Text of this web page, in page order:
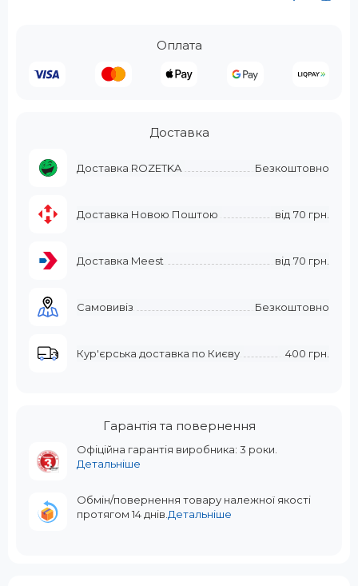
Оплата
Доставка
Доставка ROZETKA Безкоштовно
Доставка Новою Поштою від 70 грн.
Доставка Meest від 70 грн.
Самовивіз Безкоштовно
Кур'єрська доставка по Києву 400 грн.
Гарантія та повернення
Офіційна гарантія виробника: 3 роки.
Детальніше
Обмін/повернення товару належної якості
протягом 14 днів. Детальніше